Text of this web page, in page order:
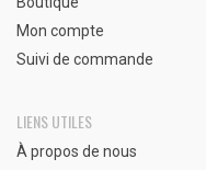
Mon compte
Suivi de commande
LIENS UTILES
À propos de nous